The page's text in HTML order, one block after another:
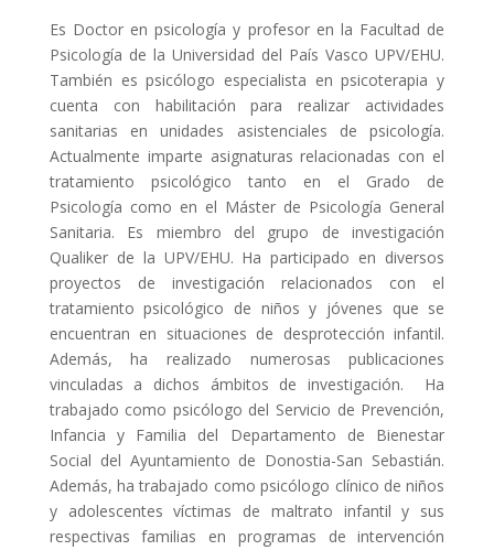
Es Doctor en psicología y profesor en la Facultad de
Psicología de la Universidad del País Vasco UPV/EHU.
También es psicólogo especialista en psicoterapia y
cuenta con habilitación para realizar actividades
sanitarias en unidades asistenciales de psicología.
Actualmente imparte asignaturas relacionadas con el
tratamiento psicológico tanto en el Grado de
Psicología como en el Máster de Psicología General
Sanitaria. Es miembro del grupo de investigación
Qualiker de la UPV/EHU. Ha participado en diversos
proyectos de investigación relacionados con el
tratamiento psicológico de niños y jóvenes que se
encuentran en situaciones de desprotección infantil.
Además, ha realizado numerosas publicaciones
vinculadas a dichos ámbitos de investigación. Ha
trabajado como psicólogo del Servicio de Prevención,
Infancia y Familia del Departamento de Bienestar
Social del Ayuntamiento de Donostia-San Sebastián.
Además, ha trabajado como psicólogo clínico de niños
y adolescentes víctimas de maltrato infantil y sus
respectivas familias en programas de intervención